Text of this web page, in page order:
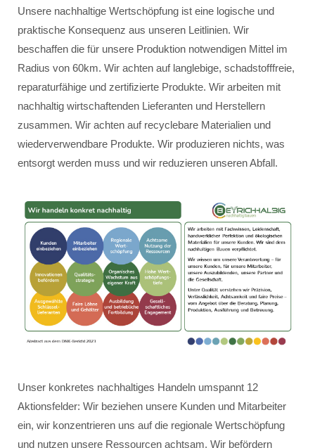
Unsere nachhaltige Wertschöpfung ist eine logische und
praktische Konsequenz aus unseren Leitlinien. Wir
beschaffen die für unsere Produktion notwendigen Mittel im
Radius von 60km. Wir achten auf langlebige, schadstofffreie,
reparaturfähige und zertifizierte Produkte. Wir arbeiten mit
nachhaltig wirtschaftenden Lieferanten und Herstellern
zusammen. Wir achten auf recyclebare Materialien und
wiederverwendbare Produkte. Wir produzieren nichts, was
entsorgt werden muss und wir reduzieren unseren Abfall.
Unser konkretes nachhaltiges Handeln umspannt 12
Aktionsfelder: Wir beziehen unsere Kunden und Mitarbeiter
ein, wir konzentrieren uns auf die regionale Wertschöpfung
und nutzen unsere Ressourcen achtsam. Wir befördern